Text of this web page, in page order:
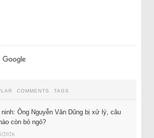
COMMENTS TAGS
ninh: Ông Nguyễn Văn Dũng bị xử lý, câu
còn bỏ ngỏ?
2026